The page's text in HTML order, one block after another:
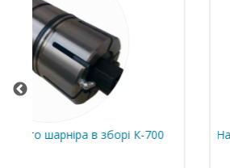
Насос масляний (Z = 32) (під
42) Д-245 МТЗ-82.1